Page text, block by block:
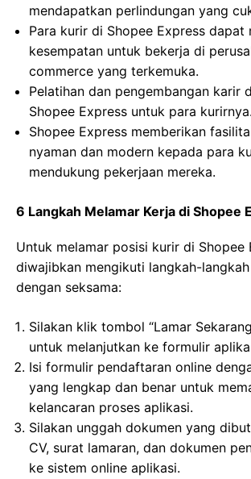
mendapatkan perlindungan yang
Para kurir di Shopee Express dapat
kesempatan untuk bekerja di
commerce yang terkemuka.
Pelatihan dan pengembangan karir
Shopee Express untuk para kurirnya.
Shopee Express memberikan
nyaman dan modern kepada para
mendukung pekerjaan mereka.
6 Langkah Melamar Kerja di Shopee
Untuk melamar posisi kurir di Shopee
diwajibkan mengikuti langkah-
dengan seksama:
Silakan klik tombol “Lamar
untuk melanjutkan ke formulir
Isi formulir pendaftaran online
yang lengkap dan benar untuk
kelancaran proses aplikasi.
Silakan unggah dokumen yang
CV, surat lamaran, dan dokumen
ke sistem online aplikasi.